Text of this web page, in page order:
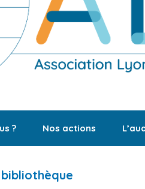
? Nos actions